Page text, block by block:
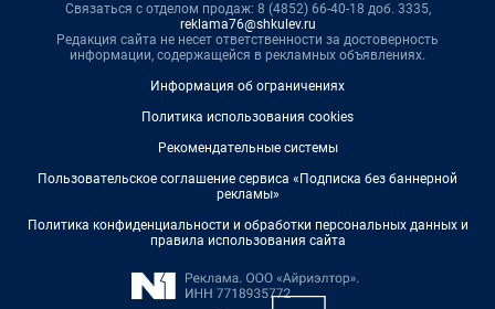
Связаться с отделом продаж: 8 (4852) 66-40-18 доб. 3335,
reklama76@shkulev.ru
Редакция сайта не несет ответственности за достоверность
информации, содержащейся в рекламных объявлениях.
Информация об ограничениях
Политика использования cookies
Рекомендательные системы
Пользовательское соглашение сервиса «Подписка без баннерной
рекламы»
Политика конфиденциальности и обработки персональных данных и
правила использования сайта